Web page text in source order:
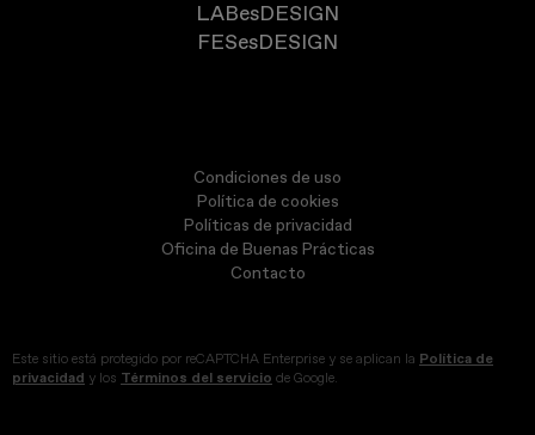
LABesDESIGN
FESesDESIGN
Condiciones de uso
Política de cookies
Políticas de privacidad
Oficina de Buenas Prácticas
Contacto
Este sitio está protegido por reCAPTCHA Enterprise y se aplican la Política de
privacidad y los Términos del servicio de Google.